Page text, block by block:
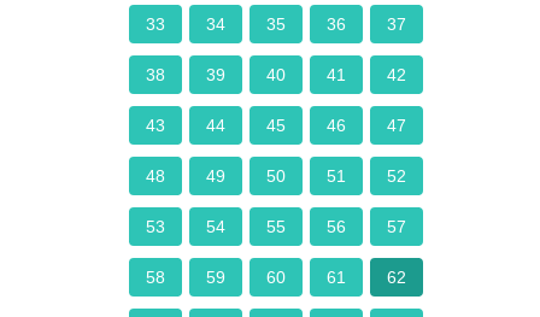
33 34 35 36 37
38 39 40 41 42
43 44 45 46 47
48 49 50 51 52
53 54 55 56 57
58 59 60 61 62